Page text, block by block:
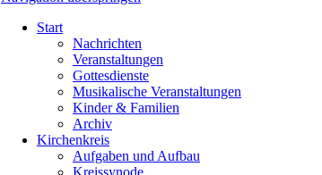
Start
Nachrichten
Veranstaltungen
Gottesdienste
Musikalische Veranstaltungen
Kinder & Familien
Archiv
Kirchenkreis
Aufgaben und Aufbau
Kreissynode